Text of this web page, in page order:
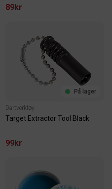
89kr
På lager
Dartverktøy
Target Extractor Tool Black
99kr